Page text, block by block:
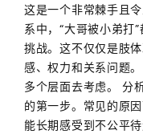
这是一个非常棘手且
系中，“大哥被小弟打
挑战。这不仅仅是肢
感、权力和关系问题
多个层面去考虑。 分
的第一步。常见的原
能长期感受到不公平